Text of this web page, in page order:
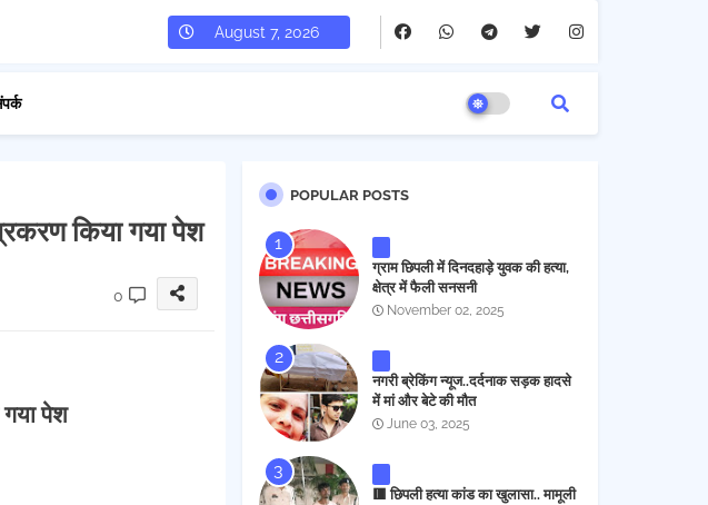
August 7, 2026
किया गया पेश
0
गया पेश
POPULAR POSTS
ग्राम छिपली में दिनदहाड़े युवक की हत्या,
क्षेत्र में फैली सनसनी
November 02, 2025
नगरी ब्रेकिंग न्यूज..दर्दनाक सड़क हादसे
में मां और बेटे की मौत
June 03, 2025
🟥 छिपली हत्या कांड का खुलासा.. मामूली